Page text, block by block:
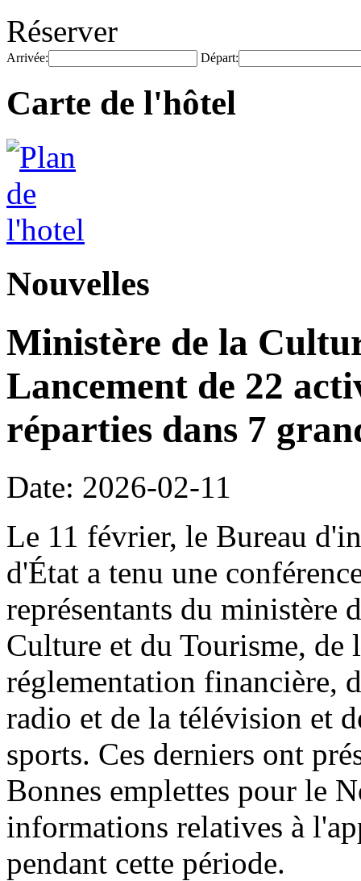
Réserver
Arrivée: Départ:
Carte de l'hôtel
Nouvelles
Ministère de la
Lancement de 22
réparties dans 7
Date: 2026-02-11
Le 11 février, le Bureau
d'État a tenu une
représentants du ministère
Culture et du Tourisme, de
réglementation financière,
radio et de la télévision et
sports. Ces derniers ont
Bonnes emplettes pour le
informations relatives à
pendant cette période.